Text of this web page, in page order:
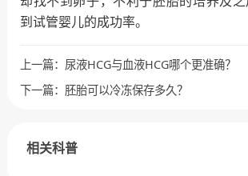
到试管婴儿的成功率。
上一篇： 尿液HCG与血液HCG哪个更准确？
下一篇： 胚胎可以冷冻保存多久？
相关科普